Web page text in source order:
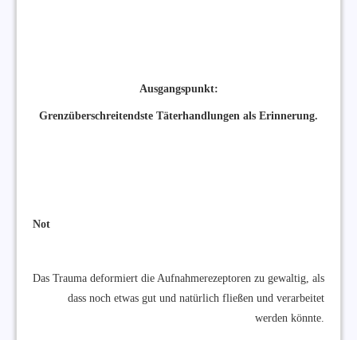
Ausgangspunkt:
Grenzüberschreitendste Täterhandlungen als Erinnerung.
Not
Das Trauma deformiert die Aufnahmerezeptoren zu gewaltig, als
dass noch etwas gut und natürlich fließen und verarbeitet
werden könnte.